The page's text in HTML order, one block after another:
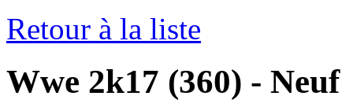
Retour à la liste
Wwe 2k17 (360) - Neuf